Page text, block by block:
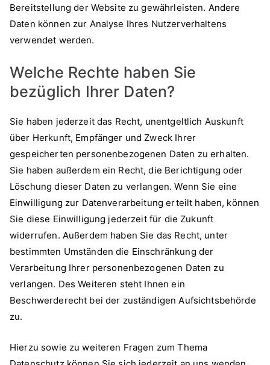
Bereitstellung der Website zu gewährleisten. Andere
Daten können zur Analyse Ihres Nutzerverhaltens
verwendet werden.
Welche Rechte haben Sie
bezüglich Ihrer Daten?
Sie haben jederzeit das Recht, unentgeltlich Auskunft
über Herkunft, Empfänger und Zweck Ihrer
gespeicherten personenbezogenen Daten zu erhalten.
Sie haben außerdem ein Recht, die Berichtigung oder
Löschung dieser Daten zu verlangen. Wenn Sie eine
Einwilligung zur Datenverarbeitung erteilt haben, können
Sie diese Einwilligung jederzeit für die Zukunft
widerrufen. Außerdem haben Sie das Recht, unter
bestimmten Umständen die Einschränkung der
Verarbeitung Ihrer personenbezogenen Daten zu
verlangen. Des Weiteren steht Ihnen ein
Beschwerderecht bei der zuständigen Aufsichtsbehörde
zu.
Hierzu sowie zu weiteren Fragen zum Thema